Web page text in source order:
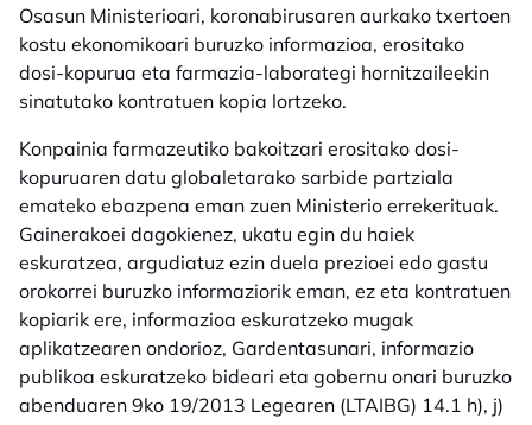
Osasun Ministerioari, koronabirusaren aurkako txertoen
kostu ekonomikoari buruzko informazioa, erositako
dosi-kopurua eta farmazia-laborategi hornitzaileekin
sinatutako kontratuen kopia lortzeko.
Konpainia farmazeutiko bakoitzari erositako dosi-
kopuruaren datu globaletarako sarbide partziala
emateko ebazpena eman zuen Ministerio errekerituak.
Gainerakoei dagokienez, ukatu egin du haiek
eskuratzea, argudiatuz ezin duela prezioei edo gastu
orokorrei buruzko informaziorik eman, ez eta kontratuen
kopiarik ere, informazioa eskuratzeko mugak
aplikatzearen ondorioz, Gardentasunari, informazio
publikoa eskuratzeko bideari eta gobernu onari buruzko
abenduaren 9ko 19/2013 Legearen (LTAIBG) 14.1 h), j)